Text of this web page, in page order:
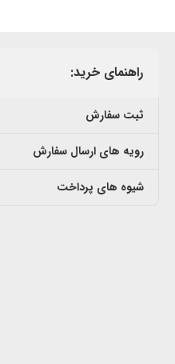
راهنمای خرید:
ثبت سفارش
رویه های ارسال سفارش
شیوه های پرداخت